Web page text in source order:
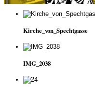
Kirche_von_Spechtgasse
IMG_2038